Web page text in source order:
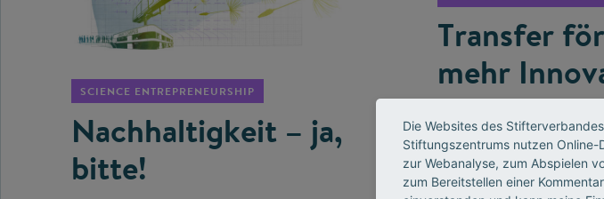
SCIENCE ENTREPRENEURSHIP
Nachhaltigkeit – ja,
bitte!
Transfer
mehr
der Gesellschaft zugute
Verzahnung von
Gesellschaft
Die Websites des
Stiftungszentrums nutzen
zur Webanalyse, zum Abspielen
zum Bereitstellen einer